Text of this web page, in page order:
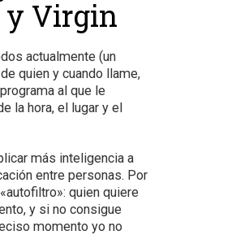
y Virgin
actualmente (un
quien y cuando llame,
al que le
la hora, el lugar y el
más inteligencia a
entre personas. Por
quien quiere
y si no consigue
momento yo no